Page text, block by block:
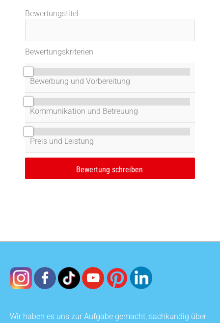
Bewertungstitel
Bewertungskriterien
Bewerbung und Vorbereitung
Kommunikation und Betreuung
Preis und Leistung
Wir haben es uns zur Aufgabe gemacht, sachkundig über